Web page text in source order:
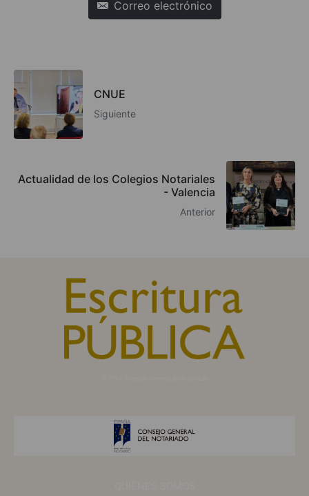
Correo electrónico
CNUE
Siguiente
Actualidad de los Colegios Notariales
- Valencia
Anterior